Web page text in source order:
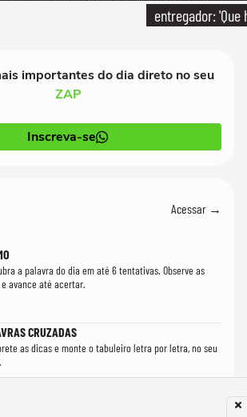
entregador: 'Que
importantes do dia direto no seu
ZAP
Inscreva-se
Acessar →
a palavra do dia em até 6 tentativas. Observe as
avance até acertar.
CRUZADAS
as dicas e monte o tabuleiro letra por letra, no seu